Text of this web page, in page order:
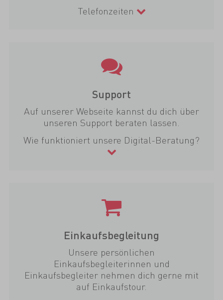
Telefonzeiten
Support
Auf unserer Webseite kannst du dich über
unseren Support beraten lassen.
Wie funktioniert unsere Digital-Beratung?
Einkaufsbegleitung
Unsere persönlichen
Einkaufsbegleiterinnen und
Einkaufsbegleiter nehmen dich gerne mit
auf Einkaufstour.